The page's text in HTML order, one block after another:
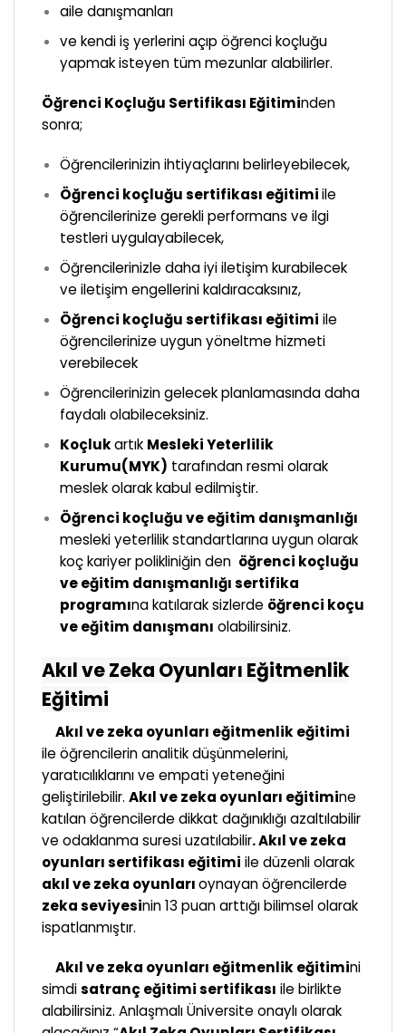
aile danışmanları
ve kendi iş yerlerini açıp öğrenci koçluğu
yapmak isteyen tüm mezunlar alabilirler.
Öğrenci Koçluğu Sertifikası Eğitiminden
sonra;
Öğrencilerinizin ihtiyaçlarını belirleyebilecek,
Öğrenci koçluğu sertifikası eğitimiile
öğrencilerinize gerekli performans ve ilgi
testleri uygulayabilecek,
Öğrencilerinizle daha iyi iletişim kurabilecek
ve iletişim engellerini kaldıracaksınız,
Öğrenci koçluğu sertifikası eğitimi ile
öğrencilerinize uygun yöneltme hizmeti
verebilecek
Öğrencilerinizin gelecek planlamasında daha
faydalı olabileceksiniz.
Koçlukartık Mesleki Yeterlilik
Kurumu(MYK) tarafından resmi olarak
meslek olarak kabul edilmiştir.
Öğrenci koçluğu ve eğitim danışmanlığı
mesleki yeterlilik standartlarına uygun olarak
koç kariyer polikliniğin den öğrenci koçluğu
ve eğitim danışmanlığı sertifika
programına katılarak sizlerde öğrenci koçu
ve eğitim danışmanı olabilirsiniz.
Akıl ve Zeka Oyunları Eğitmenlik
Eğitimi
Akıl ve zeka oyunları eğitmenlik eğitimi
ile öğrencilerin analitik düşünmelerini,
yaratıcılıklarını ve empati yeteneğini
geliştirilebilir. Akıl ve zeka oyunları eğitimine
katılan öğrencilerde dikkat dağınıklığı azaltılabilir
ve odaklanma suresi uzatılabilir. Akıl ve zeka
oyunları sertifikası eğitimi ile düzenli olarak
akıl ve zeka oyunlarıoynayan öğrencilerde
zeka seviyesinin 13 puan arttığı bilimsel olarak
ispatlanmıştır.
Akıl ve zeka oyunları eğitmenlik eğitimini
simdisatranç eğitimi sertifikası ile birlikte
alabilirsiniz. Anlaşmalı Üniversite onaylı olarak